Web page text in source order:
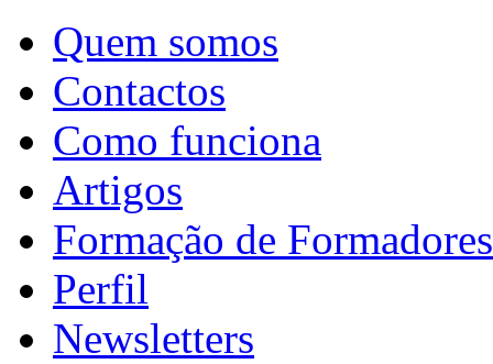
Quem somos
Contactos
Como funciona
Artigos
Formação de Formadores
Perfil
Newsletters